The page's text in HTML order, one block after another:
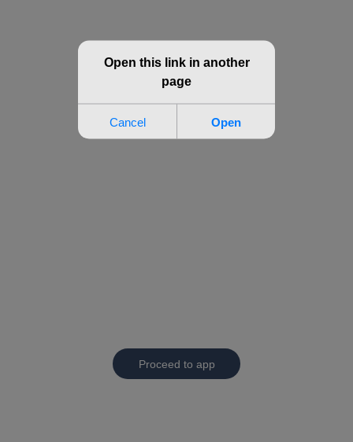
Proceed to app